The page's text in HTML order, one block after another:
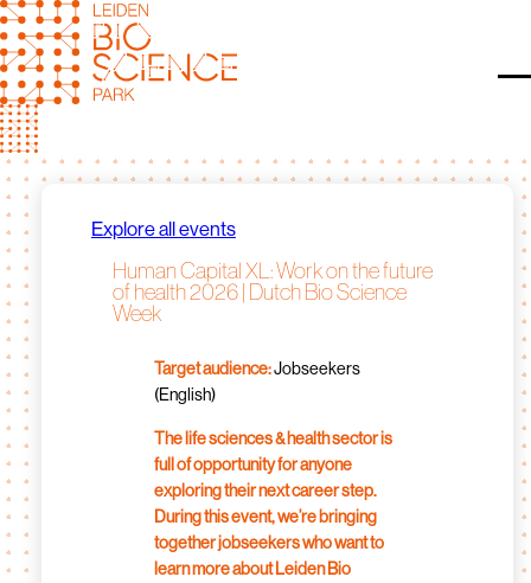
Skip
to
content
Explore all events
Human Capital XL: Work on the future
of health 2026 | Dutch Bio Science
Week
Target audience:Jobseekers
(English)
The life sciences & health sector is
full of opportunity for anyone
exploring their next career step.
During this event, we’re bringing
together jobseekers who want to
learn more about Leiden Bio